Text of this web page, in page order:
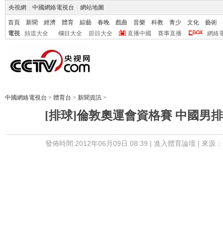
央視網 中國網絡電視台 網站地圖
首頁 新聞 經濟 體育 綜藝 春晚 戲曲 音樂 科教 青少 文化
藝術
電視
頻道大全 欄目大全 節目大全 直播中國 賽事直播 網絡
中國網絡電視台 > 體育台 > 新聞資訊 >
[排球]倫敦奧運會資格賽 中國男
發佈時間:2012年06月09日 08:39 | 進入體育論壇 | 來源